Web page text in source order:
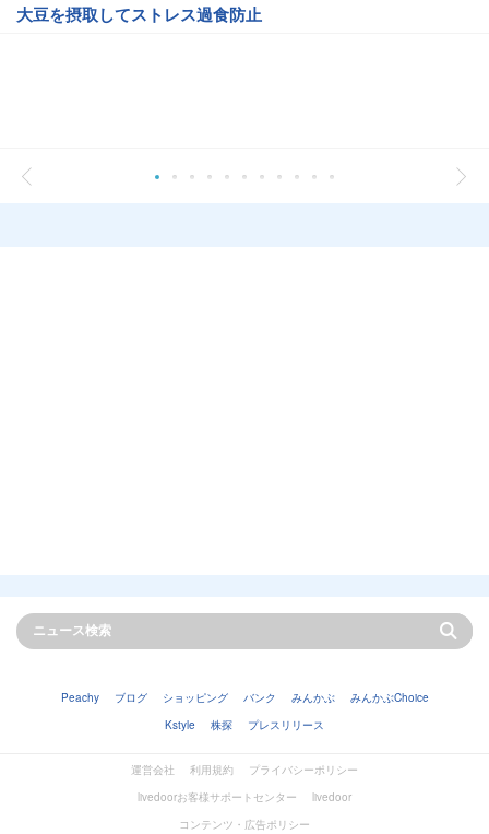
大豆を摂取してストレス過食防止
Peachy ブログ ショッピング バンク みんかぶ
みんかぶChoice
Kstyle
株探 プレスリリース
運営会社 利用規約
プライバシーポリシー
livedoorお客様サポートセンター
livedoor
コンテンツ・広告ポリシー